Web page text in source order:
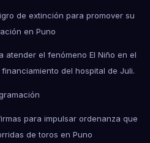
de extinción para promover su
en Puno
atender el fenómeno El Niño en el
del hospital de Juli.
para impulsar ordenanza que
de toros en Puno